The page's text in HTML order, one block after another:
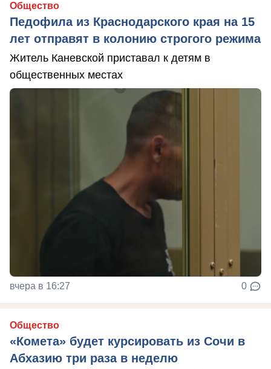
Общество
Педофила из Краснодарского края на 15
лет отправят в колонию строгого режима
Житель Каневской приставал к детям в
общественных местах
вчера в 16:27 0
Общество
«Комета» будет курсировать из Сочи в
Абхазию три раза в неделю